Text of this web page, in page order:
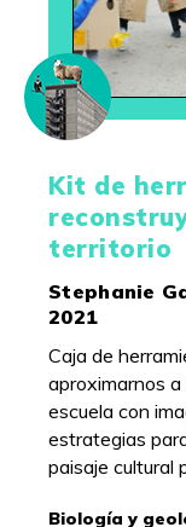
Kit de
territorio
Stephanie
2021
Caja de
aproximarnos
escuela con
estrategias
paisaje cultural
Biología y